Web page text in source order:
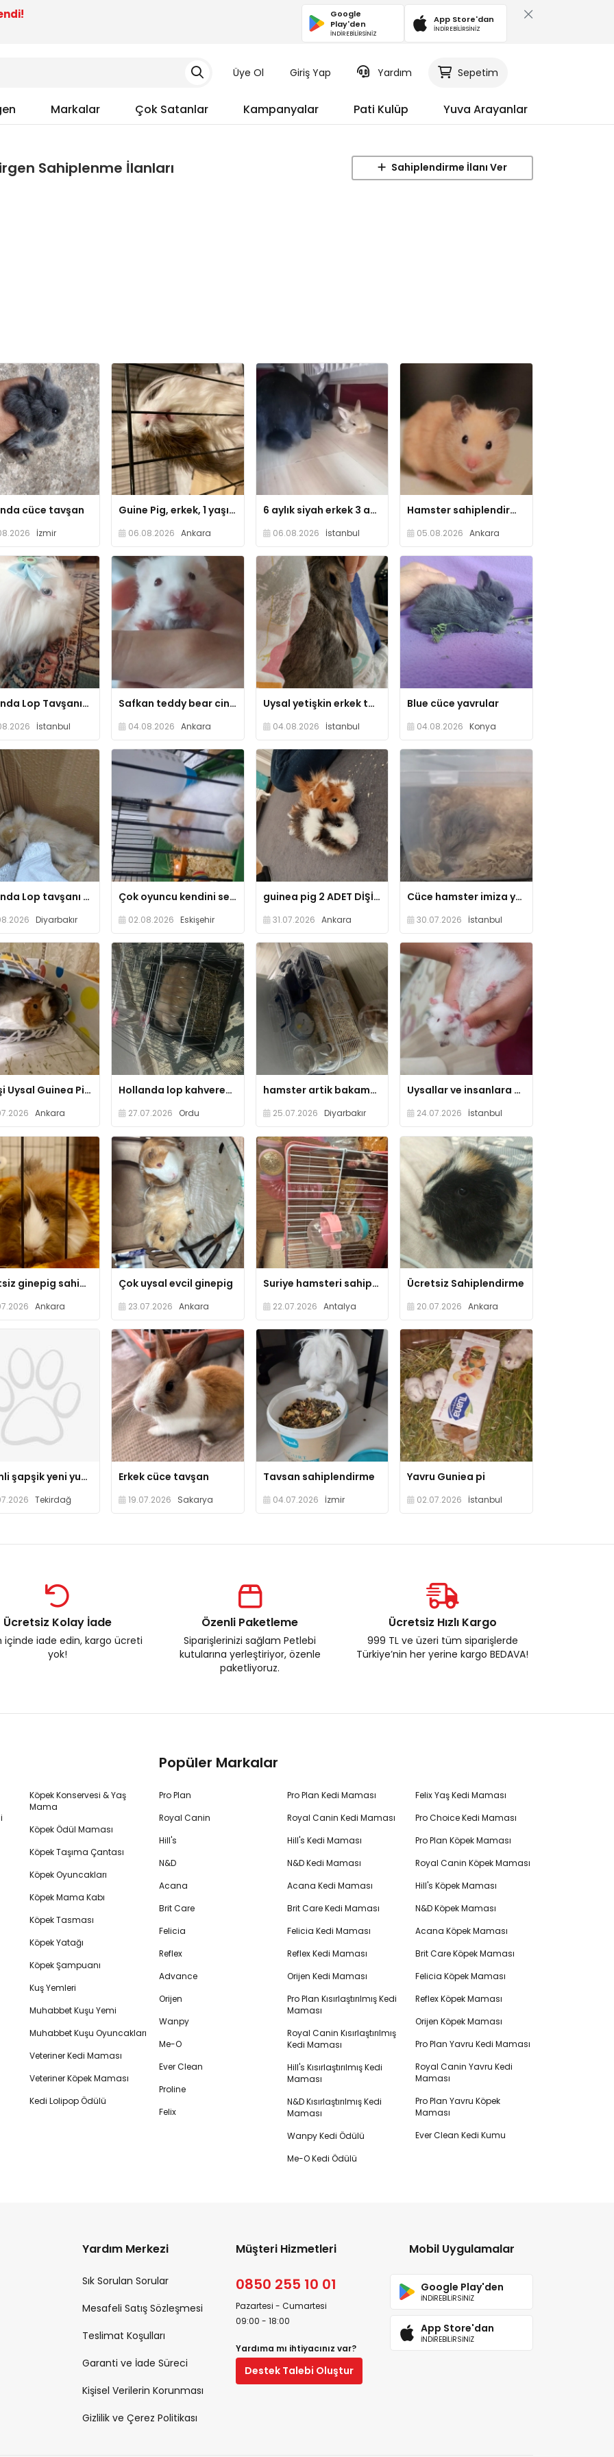
Google
Play'den
İNDİREBİLİRSİNİZ
App Store'dan
İNDİREBİLİRSİNİZ
Üye Ol Giriş Yap Yardım Sepetim
Markalar Çok Satanlar Kampanyalar Pati Kulüp Yuva Arayanlar
Sahiplenme İlanları Sahiplendirme İlanı Ver
cüce tavşan
İzmir
Guine Pig, erkek, 1 yaşında
06.08.2026 Ankara
6 aylık siyah erkek 3 aylık turuncu dişi saldırma ısırma huyları yoktur
06.08.2026 İstanbul
Hamster sahiplendirme
05.08.2026 Ankara
Hollanda Lop Tavşanıma Kalıcı Güvenli Yuva Arıyorum
İstanbul
Safkan teddy bear cinsi hamster yavruları
04.08.2026 Ankara
Uysal yetişkin erkek tavşan
04.08.2026 İstanbul
Blue cüce yavrular
04.08.2026 Konya
Hollanda Lop tavşanı yuva arıyoruz
Diyarbakır
Çok oyuncu kendini sevdirir ve tuvalet egitimi var
02.08.2026 Eskişehir
guinea pig 2 ADET DİŞİ VE ERKEK
31.07.2026 Ankara
Cüce hamster imiza yuva ariyoruz
30.07.2026 İstanbul
İki Dişi Uysal Guinea Pig (Kobay Faresi)
Ankara
Hollanda lop kahverengi
27.07.2026 Ordu
hamster artik bakamadigim icin sahiplendiriyorum
25.07.2026 Diyarbakır
Uysallar ve insanlara alisiklar
24.07.2026 İstanbul
Ücretsiz ginepig sahiplendirme
Ankara
Çok uysal evcil ginepig
23.07.2026 Ankara
Suriye hamsteri sahiplendirme
22.07.2026 Antalya
Ücretsiz Sahiplendirme
20.07.2026 Ankara
Sevimli şapşik yeni yuvasını bekliyor
Tekirdağ
Erkek cüce tavşan
19.07.2026 Sakarya
Tavsan sahiplendirme
04.07.2026 İzmir
Yavru Guniea pi
02.07.2026 İstanbul
Ücretsiz Kolay İade
içinde iade edin, kargo ücreti
yok!
Özenli Paketleme
Siparişlerinizi sağlam Petlebi
kutularına yerleştiriyor, özenle
paketliyoruz.
Ücretsiz Hızlı Kargo
999 TL ve üzeri tüm siparişlerde
Türkiye’nin her yerine kargo BEDAVA!
Köpek Konservesi & Yaş
Mama
Köpek Ödül Maması
Köpek Taşıma Çantası
Köpek Oyuncakları
Köpek Mama Kabı
Köpek Tasması
Köpek Yatağı
Köpek Şampuanı
Kuş Yemleri
Muhabbet Kuşu Yemi
Muhabbet Kuşu Oyuncakları
Veteriner Kedi Maması
Veteriner Köpek Maması
Kedi Lolipop Ödülü
Popüler Markalar
Pro Plan
Royal Canin
Hill's
N&D
Acana
Brit Care
Felicia
Reflex
Advance
Orijen
Wanpy
Me-O
Ever Clean
Proline
Felix
Pro Plan Kedi Maması
Royal Canin Kedi Maması
Hill's Kedi Maması
N&D Kedi Maması
Acana Kedi Maması
Brit Care Kedi Maması
Felicia Kedi Maması
Reflex Kedi Maması
Orijen Kedi Maması
Pro Plan Kısırlaştırılmış Kedi
Maması
Royal Canin Kısırlaştırılmış
Kedi Maması
Hill's Kısırlaştırılmış Kedi
Maması
N&D Kısırlaştırılmış Kedi
Maması
Wanpy Kedi Ödülü
Me-O Kedi Ödülü
Felix Yaş Kedi Maması
Pro Choice Kedi Maması
Pro Plan Köpek Maması
Royal Canin Köpek Maması
Hill's Köpek Maması
N&D Köpek Maması
Acana Köpek Maması
Brit Care Köpek Maması
Felicia Köpek Maması
Reflex Köpek Maması
Orijen Köpek Maması
Pro Plan Yavru Kedi Maması
Royal Canin Yavru Kedi
Maması
Pro Plan Yavru Köpek
Maması
Ever Clean Kedi Kumu
Yardım Merkezi
Sık Sorulan Sorular
Mesafeli Satış Sözleşmesi
Teslimat Koşulları
Garanti ve İade Süreci
Kişisel Verilerin Korunması
Gizlilik ve Çerez Politikası
Müşteri Hizmetleri
0850 255 10 01
Pazartesi - Cumartesi
09:00 - 18:00
Yardıma mı ihtiyacınız var?
Destek Talebi Oluştur
Mobil Uygulamalar
Google Play'den
İNDİREBİLİRSİNİZ
App Store'dan
İNDİREBİLİRSİNİZ